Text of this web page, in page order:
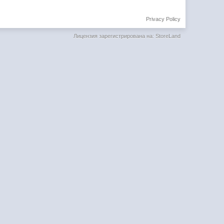
Privacy Policy
Лицензия зарегистрирована на: StoreLand